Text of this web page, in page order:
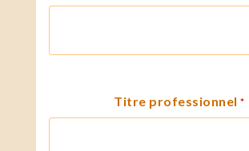
Titre professionnel *